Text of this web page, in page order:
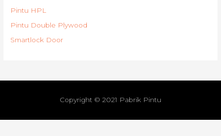
Pintu HPL
Pintu Double Plywood
Smartlock Door
Copyright © 2021 Pabrik Pintu